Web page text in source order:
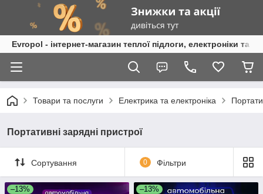
Evropol - інтернет-магазин теплої підлоги, електроніки та
Товари та послуги Електрика та електроніка
Портативні зарядні пристрої
Сортування 0 Фільтри
–13% –13%